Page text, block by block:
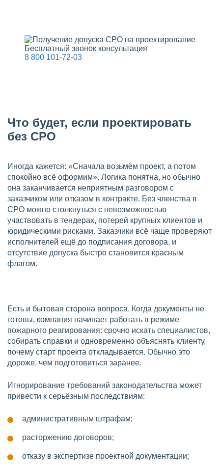
Бесплатный звонок консультация
8 800 101-72-03
Что будет, если проектировать
без СРО
Иногда кажется: «Сначала возьмём проект, а потом
спокойно всё оформим». Логика понятна, но обычно
она заканчивается неприятным разговором с
заказчиком или отказом в контракте. Без членства в
СРО можно столкнуться с невозможностью
участвовать в тендерах, потерей крупных клиентов и
юридическими рисками. Заказчики всё чаще проверяют
исполнителей ещё до подписания договора, и
отсутствие допуска быстро становится красным
флагом.
Есть и бытовая сторона вопроса. Когда документы не
готовы, компания начинает работать в режиме
пожарного реагирования: срочно искать специалистов,
собирать справки и одновременно объяснять клиенту,
почему старт проекта откладывается. Обычно это
дороже, чем подготовиться заранее.
Игнорирование требований законодательства может
привести к серьёзным последствиям:
административным штрафам;
расторжению договоров;
отказу в экспертизе проектной документации;